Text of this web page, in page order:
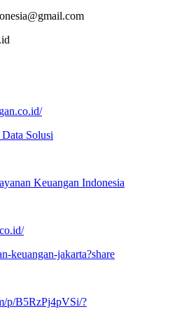
Solusi
Keuangan Indonesia
keuangan-jakarta?share
p/B5RzPj4pVSi/?